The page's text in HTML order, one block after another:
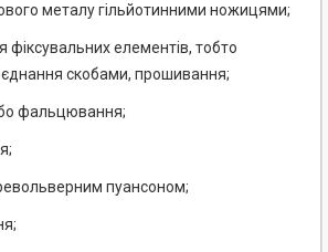
металу гільйотинними ножицями;
елементів, тобто
скобами, прошивання;
фальцювання;
пуансоном;